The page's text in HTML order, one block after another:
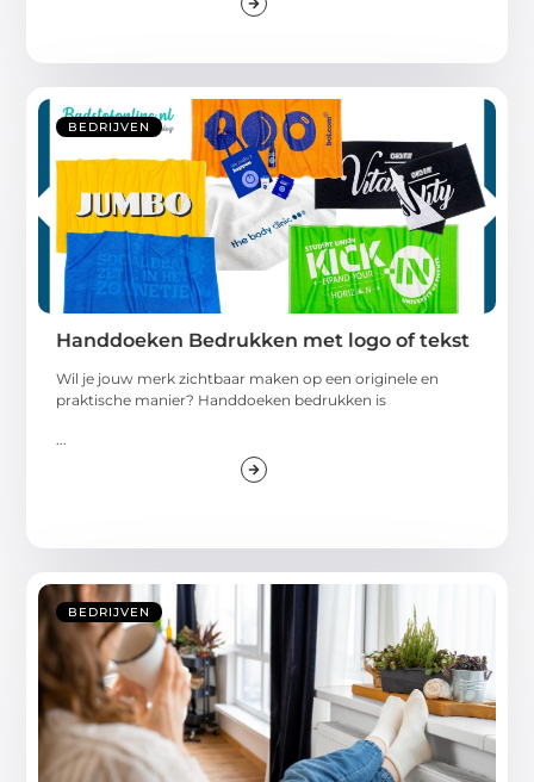
BEDRIJVEN
Handdoeken Bedrukken met logo of tekst
Wil je jouw merk zichtbaar maken op een originele en
praktische manier? Handdoeken bedrukken is
BEDRIJVEN